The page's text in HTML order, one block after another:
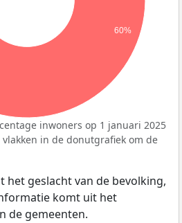
60%
inwoners op 1 januari 2025
in de donutgrafiek om de
geslacht van de bevolking,
komt uit het
de gemeenten.